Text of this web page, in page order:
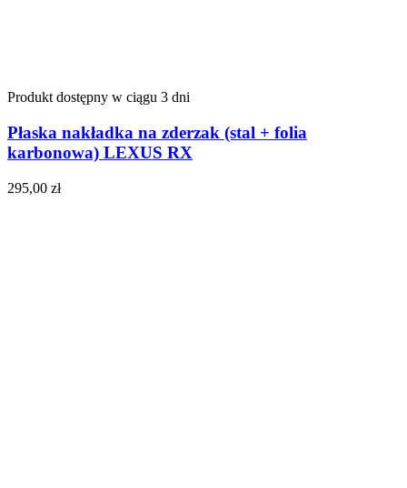
Produkt dostępny w ciągu 3 dni
Płaska nakładka na zderzak (stal + folia
karbonowa) LEXUS RX
295,00 zł